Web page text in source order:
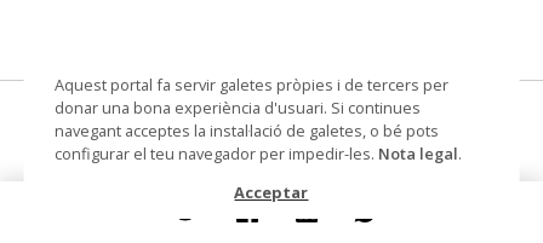
cabinet (arquilla)
Datació Segle XIX
Aquest portal fa servir galetes pròpies i de tercers per
donar una bona experiència d'usuari. Si continues
navegant acceptes la instal·lació de galetes, o bé pots
configurar el teu navegador per impedir-les. Nota legal.
Acceptar